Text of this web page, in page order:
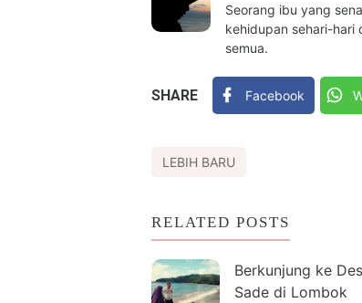
Seorang ibu yang
kehidupan sehari-hari
semua.
SHARE Facebook
LEBIH BARU
RELATED POSTS
Berkunjung ke
Sade di Lombok